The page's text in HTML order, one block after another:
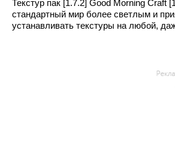
Текстур пак [1.7.2] Good Morning Craft
стандартный мир более светлым и
устанавливать текстуры на любой,